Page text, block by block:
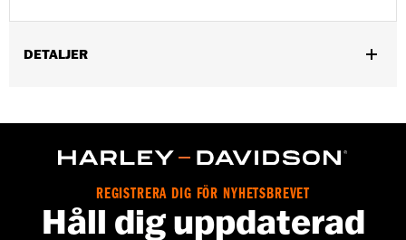
DETALJER
Functional Features:100% UV Protection,UVB protection
d.com/warrantyfor full details
Imported
REGISTRERA DIG FÖR NYHETSBREVET
Håll dig uppdaterad